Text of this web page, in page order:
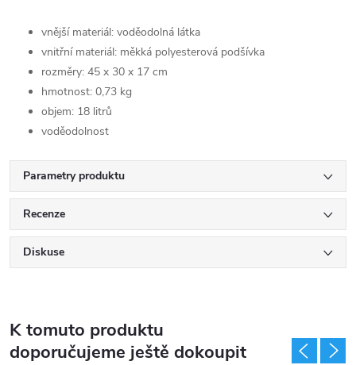
vnější materiál: voděodolná látka
vnitřní materiál: měkká polyesterová podšívka
rozměry: 45 x 30 x 17 cm
hmotnost: 0,73 kg
objem: 18 litrů
voděodolnost
Parametry produktu
Recenze
Diskuse
K tomuto produktu
doporučujeme ještě dokoupit